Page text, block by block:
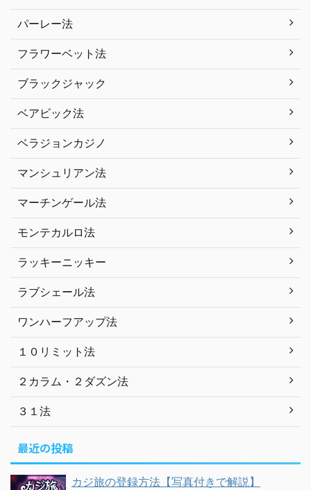
パーレー法
フラワーベット法
ブラックジャック
ベアビック法
ベラジョンカジノ
マンシュリアン法
マーチンゲール法
モンテカルロ法
ラッキーニッキー
ラブシェール法
ワンハーフアップ法
１０リミット法
２カラム・２ダズン法
３１法
最近の投稿
カジ旅の登録方法【写真付きで解説】